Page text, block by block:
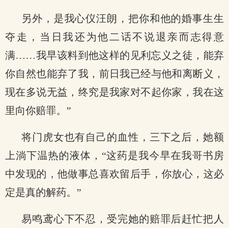
另外，是我心仪汪朗，把你和他的婚事生生
夺走，当日我还为他二话不说退亲而志得意
满……我早该料到他这样的见利忘义之徒，能弃
你自然也能弃了我，前日我已经与他和离断义，
现在多说无益，终究是我家对不起你家，我在这
里向你赔罪。”
将门虎女也有自己的血性，三下之后，她额
上淌下温热的液体，“这药是我今早在我哥书房
中发现的，他做事总喜欢留后手，你放心，这必
定是真的解药。”
易鸣鸢心下不忍，受完她的赔罪后赶忙把人